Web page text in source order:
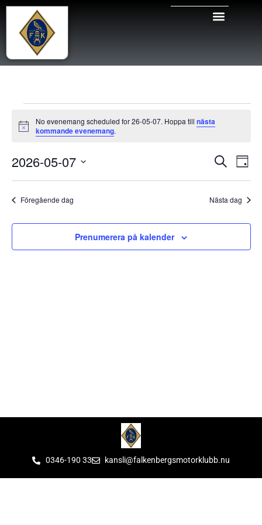
Notis
No evenemang scheduled for 26-05-07. Hoppa till nästa
kommande evenemang.
and
Sök Dag
2026-05-07
datum.
Föregående dag Nästa dag
Prenumerera på kalender
0346-190 33 kansli@falkenbergsmotorklubb.nu